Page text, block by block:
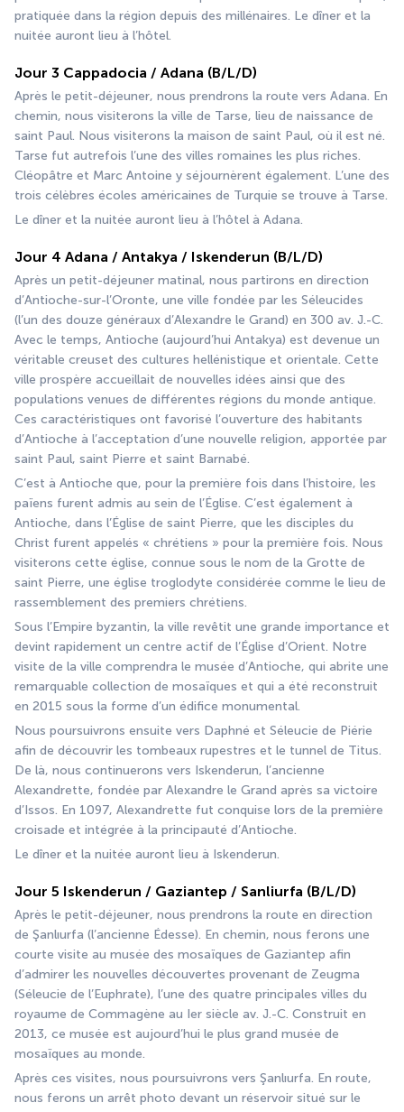
pratiquée dans la région depuis des millénaires. Le dîner et la
nuitée auront lieu à l’hôtel.
Jour 3 Cappadocia / Adana (B/L/D)
Après le petit-déjeuner, nous prendrons la route vers Adana. En
chemin, nous visiterons la ville de Tarse, lieu de naissance de
saint Paul. Nous visiterons la maison de saint Paul, où il est né.
Tarse fut autrefois l’une des villes romaines les plus riches.
Cléopâtre et Marc Antoine y séjournèrent également. L’une des
trois célèbres écoles américaines de Turquie se trouve à Tarse.
Le dîner et la nuitée auront lieu à l’hôtel à Adana.
Jour 4 Adana / Antakya / Iskenderun (B/L/D)
Après un petit-déjeuner matinal, nous partirons en direction
d’Antioche-sur-l’Oronte, une ville fondée par les Séleucides
(l’un des douze généraux d’Alexandre le Grand) en 300 av. J.-C.
Avec le temps, Antioche (aujourd’hui Antakya) est devenue un
véritable creuset des cultures hellénistique et orientale. Cette
ville prospère accueillait de nouvelles idées ainsi que des
populations venues de différentes régions du monde antique.
Ces caractéristiques ont favorisé l’ouverture des habitants
d’Antioche à l’acceptation d’une nouvelle religion, apportée par
saint Paul, saint Pierre et saint Barnabé.
C’est à Antioche que, pour la première fois dans l’histoire, les
païens furent admis au sein de l’Église. C’est également à
Antioche, dans l’Église de saint Pierre, que les disciples du
Christ furent appelés « chrétiens » pour la première fois. Nous
visiterons cette église, connue sous le nom de la Grotte de
saint Pierre, une église troglodyte considérée comme le lieu de
rassemblement des premiers chrétiens.
Sous l’Empire byzantin, la ville revêtit une grande importance et
devint rapidement un centre actif de l’Église d’Orient. Notre
visite de la ville comprendra le musée d’Antioche, qui abrite une
remarquable collection de mosaïques et qui a été reconstruit
en 2015 sous la forme d’un édifice monumental.
Nous poursuivrons ensuite vers Daphné et Séleucie de Piérie
afin de découvrir les tombeaux rupestres et le tunnel de Titus.
De là, nous continuerons vers Iskenderun, l’ancienne
Alexandrette, fondée par Alexandre le Grand après sa victoire
d’Issos. En 1097, Alexandrette fut conquise lors de la première
croisade et intégrée à la principauté d’Antioche.
Le dîner et la nuitée auront lieu à Iskenderun.
Jour 5 Iskenderun / Gaziantep / Sanliurfa (B/L/D)
Après le petit-déjeuner, nous prendrons la route en direction
de Şanlıurfa (l’ancienne Édesse). En chemin, nous ferons une
courte visite au musée des mosaïques de Gaziantep afin
d’admirer les nouvelles découvertes provenant de Zeugma
(Séleucie de l’Euphrate), l’une des quatre principales villes du
royaume de Commagène au Ier siècle av. J.-C. Construit en
2013, ce musée est aujourd’hui le plus grand musée de
mosaïques au monde.
Après ces visites, nous poursuivrons vers Şanlıurfa. En route,
nous ferons un arrêt photo devant un réservoir situé sur le